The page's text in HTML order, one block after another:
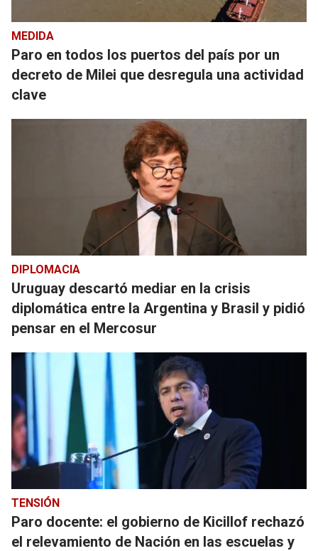
MEDIDA
Paro en todos los puertos del país por un
decreto de Milei que desregula una actividad
clave
DIPLOMACIA
Uruguay descartó mediar en la crisis
diplomática entre la Argentina y Brasil y pidió
pensar en el Mercosur
TENSIÓN
Paro docente: el gobierno de Kicillof rechazó
el relevamiento de Nación en las escuelas y